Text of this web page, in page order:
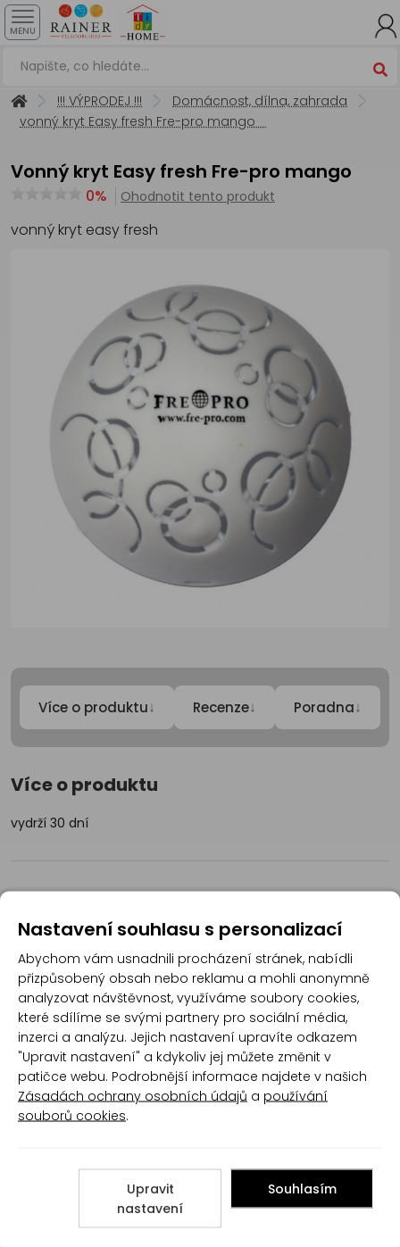
MENU
!!! VÝPRODEJ !!!
Domácnost, dílna, zahrada
vonný kryt Easy fresh Fre-pro mango
vonný kryt Easy fresh Fre-pro mango
0% Ohodnotit tento produkt
vonný kryt easy fresh
Více o produktu↓ Recenze↓ Poradna↓
Více o produktu
vydrží 30 dní
Recenze
Produkt zatím nemá žádné hodnocení,buďte
první, kdo produkt ohodnotí!
Přidat hodnocení
Nastavení souhlasu s personalizací
Abychom vám usnadnili procházení stránek, nabídli
přizpůsobený obsah nebo reklamu a mohli anonymně
analyzovat návštěvnost, využíváme soubory cookies,
které sdílíme se svými partnery pro sociální média,
inzerci a analýzu. Jejich nastavení upravíte odkazem
"Upravit nastavení" a kdykoliv jej můžete změnit v
patičce webu. Podrobnější informace najdete v našich
Zásadách ochrany osobních údajů a používání
souborů cookies.
Upravit
nastavení
Souhlasím